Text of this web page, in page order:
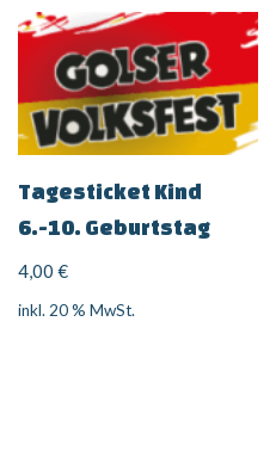
Tagesticket Kind
6.-10. Geburtstag
4,00 €
inkl. 20 % MwSt.